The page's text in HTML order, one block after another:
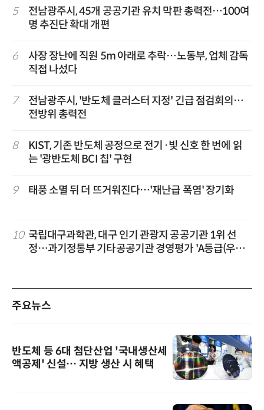
5
전남광주시, 45개 공공기관 유치 막판 총력전…100여
명 추진단 확대 개편
6
사장 장난에 직원 5m 아래로 추락…노동부, 업체 감독
직접 나섰다
7
전남광주시, '반도체 클러스터 지정' 긴급 점검회의…
전방위 총력전
8
KIST, 기존 반도체 공정으로 전기·빛 신호 한 번에 읽
는 '광반도체 BCI 칩' 구현
9 태풍 소멸 뒤 더 뜨거워진다…'재난급 폭염' 장기화
10 국립대구과학관, 대구 인기 관광지 공공기관 1위 선
정…과기정통부 기타공공기관 경영평가 'A등급(우수)'
주요뉴스
반도체 등 6대 첨단산업 '국내생산세
액공제' 신설… 지방 생산 시 혜택